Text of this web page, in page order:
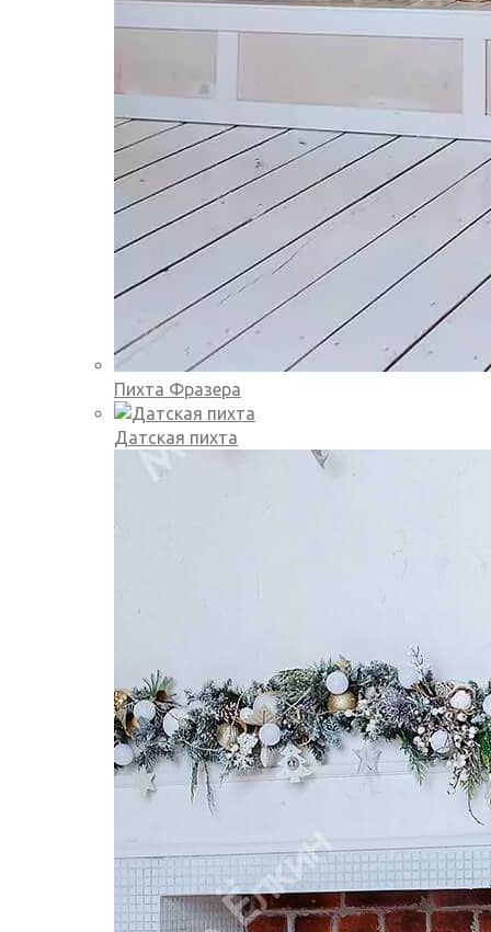
Пихта Фразера
Датская пихта